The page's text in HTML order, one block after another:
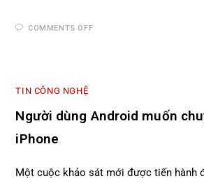
COMMENTS OFF
TIN CÔNG NGHỆ
Người dùng Android muốn
iPhone
Một cuộc khảo sát mới được tiến hành